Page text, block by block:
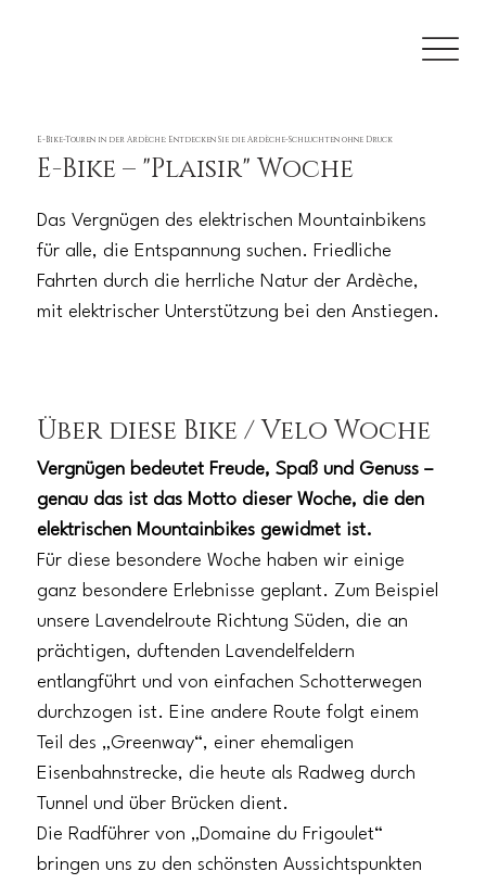
Über diese Bike / Velo Woche
Vergnügen bedeutet Freude, Spaß und Genuss –
genau das ist das Motto dieser Woche, die den
elektrischen Mountainbikes gewidmet ist.
Für diese besondere Woche haben wir einige
ganz besondere Erlebnisse geplant. Zum Beispiel
unsere Lavendelroute Richtung Süden, die an
prächtigen, duftenden Lavendelfeldern
entlangführt und von einfachen Schotterwegen
durchzogen ist. Eine andere Route folgt einem
Teil des „Greenway“, einer ehemaligen
Eisenbahnstrecke, die heute als Radweg durch
Tunnel und über Brücken dient.
Die Radführer von „Domaine du Frigoulet“
bringen uns zu den schönsten Aussichtspunkten
E-Bike-Touren in der Ardèche: Entdecken Sie die Ardèche-Schluchten ohne Druck
E-Bike – "Plaisir" Woche
Das Vergnügen des elektrischen Mountainbikens
für alle, die Entspannung suchen. Friedliche
Fahrten durch die herrliche Natur der Ardèche,
mit elektrischer Unterstützung bei den Anstiegen.